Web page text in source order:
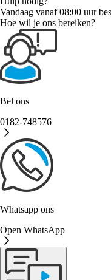
Vandaag vanaf 08:00 uur
Hoe wil je ons bereiken?
Bel ons
0182-748576
Whatsapp ons
Open WhatsApp